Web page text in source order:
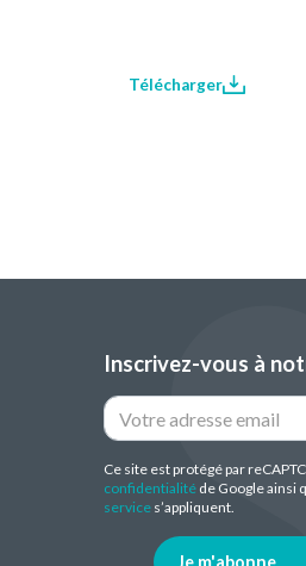
Télécharger
Inscrivez-vous à
Ce site est protégé par
confidentialitéde Google ainsi
services’appliquent.
Je m'abonne